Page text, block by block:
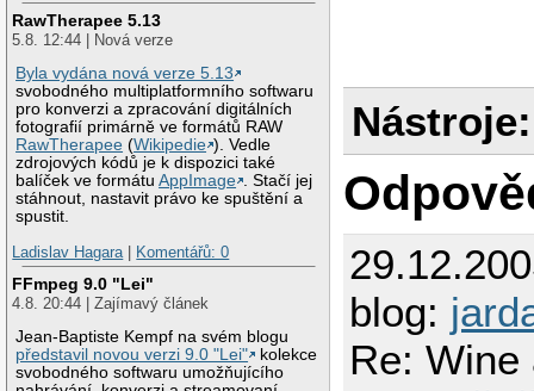
RawTherapee 5.13
5.8. 12:44 | Nová verze
Byla vydána nová verze 5.13
svobodného multiplatformního softwaru
pro konverzi a zpracování digitálních
fotografií primárně ve formátů RAW
RawTherapee (Wikipedie ). Vedle
zdrojových kódů je k dispozici také
balíček ve formátuAppImage . Stačí jej
stáhnout, nastavit právo ke spuštění a
spustit.
Ladislav Hagara| Komentářů: 0
FFmpeg 9.0 "Lei"
4.8. 20:44 | Zajímavý článek
Jean-Baptiste Kempf na svém blogu
představil novou verzi 9.0 "Lei"
kolekce
svobodného softwaru umožňujícího
Nástroje:
blog:
Re: Wine